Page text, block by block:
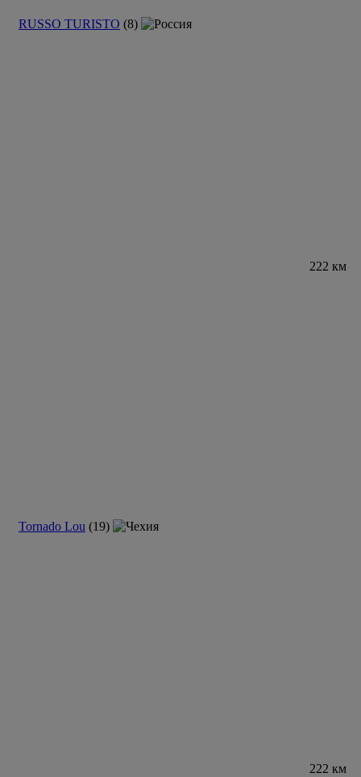
RUSSO TURISTO (8)
222 км
Tornado Lou (19)
222 км